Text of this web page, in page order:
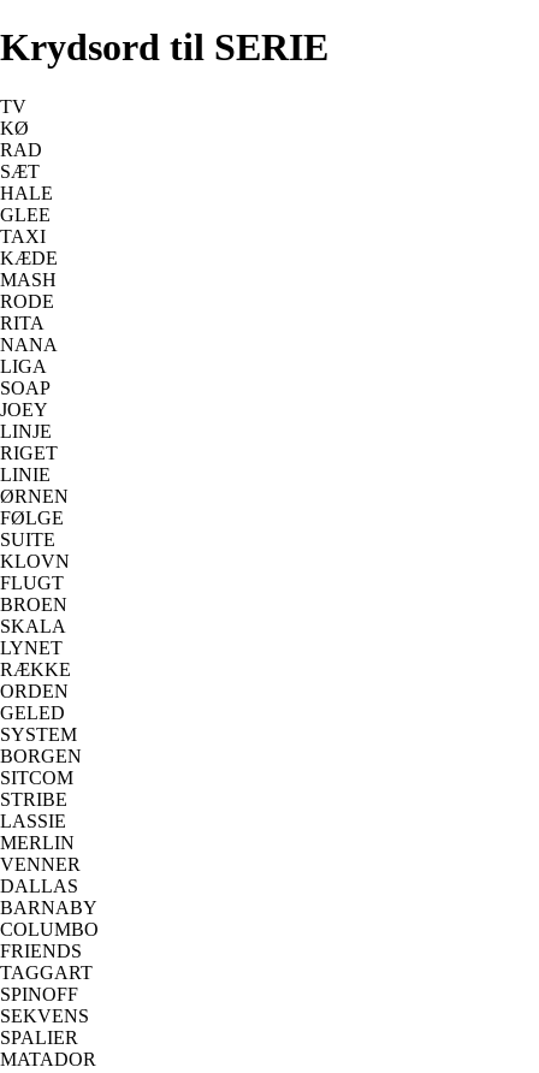
Krydsord til SERIE
TV
KØ
RAD
SÆT
HALE
GLEE
TAXI
KÆDE
MASH
RODE
RITA
NANA
LIGA
SOAP
JOEY
LINJE
RIGET
LINIE
ØRNEN
FØLGE
SUITE
KLOVN
FLUGT
BROEN
SKALA
LYNET
RÆKKE
ORDEN
GELED
SYSTEM
BORGEN
SITCOM
STRIBE
LASSIE
MERLIN
VENNER
DALLAS
BARNABY
COLUMBO
FRIENDS
TAGGART
SPINOFF
SEKVENS
SPALIER
MATADOR